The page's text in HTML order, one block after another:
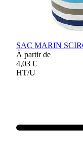
SAC MARIN
À partir de
4,03 €
HT/U